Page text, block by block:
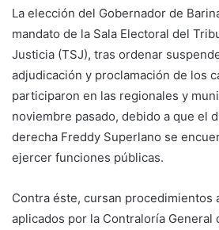
La elección del Gobernador de
mandato de la Sala Electoral del
Justicia (TSJ), tras ordenar
adjudicación y proclamación de los
participaron en las regionales y
noviembre pasado, debido a que el
derecha Freddy Superlano se
ejercer funciones públicas.
Contra éste, cursan procedimientos
aplicados por la Contraloría General